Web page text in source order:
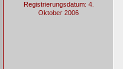
Registrierungsdatum: 4.
Oktober 2006